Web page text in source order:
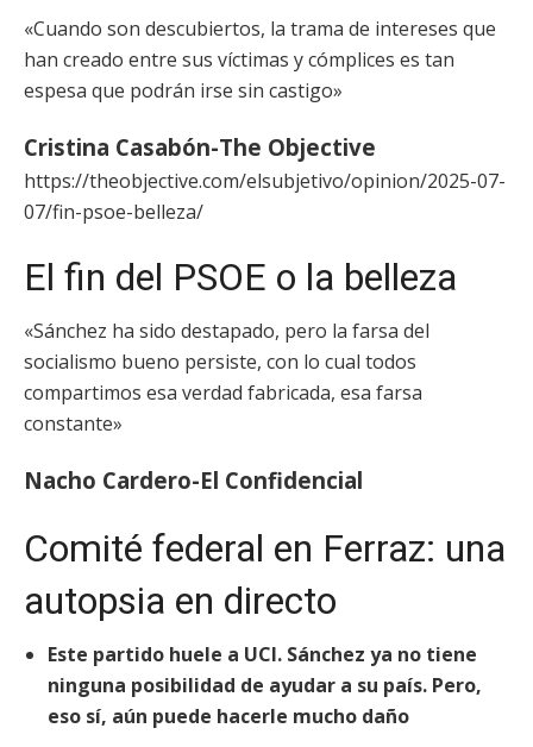
«Cuando son descubiertos, la trama de intereses que
han creado entre sus víctimas y cómplices es tan
espesa que podrán irse sin castigo»
Cristina Casabón-The Objective
https://theobjective.com/elsubjetivo/opinion/2025-07-
07/fin-psoe-belleza/
El fin del PSOE o la belleza
«Sánchez ha sido destapado, pero la farsa del
socialismo bueno persiste, con lo cual todos
compartimos esa verdad fabricada, esa farsa
constante»
Nacho Cardero-El Confidencial
Comité federal en Ferraz: una
autopsia en directo
Este partido huele a UCI. Sánchez ya no tiene
ninguna posibilidad de ayudar a su país. Pero,
eso sí, aún puede hacerle mucho daño